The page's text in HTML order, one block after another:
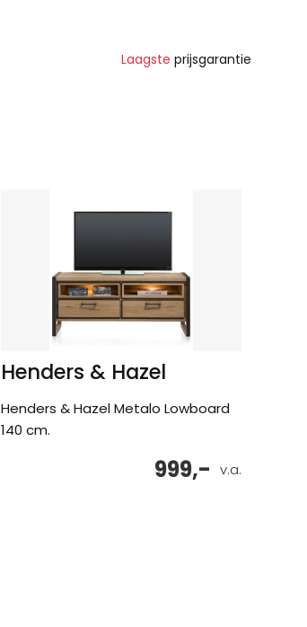
Laagste prijsgarantie
Henders & Hazel
Henders & Hazel Metalo Lowboard
140 cm.
v.a.
999,-